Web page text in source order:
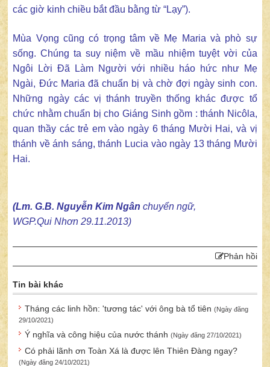
các giờ kinh chiều bắt đầu bằng từ “Lạy”).
Mùa Vọng cũng có trọng tâm về Mẹ Maria và phò sự
sống. Chúng ta suy niệm về mầu nhiệm tuyệt vời của
Ngôi Lời Đã Làm Người với nhiều háo hức như Mẹ
Ngài, Đức Maria đã chuẩn bị và chờ đợi ngày sinh con.
Những ngày các vị thánh truyền thống khác được tổ
chức nhằm chuẩn bị cho Giáng Sinh gồm : thánh Nicôla,
quan thầy các trẻ em vào ngày 6 tháng Mười Hai, và vị
thánh về ánh sáng, thánh Lucia vào ngày 13 tháng Mười
Hai.
(Lm. G.B. Nguyễn Kim Ngân chuyển ngữ,
WGP.Qui Nhơn 29.11.2013)
Phản hồi
Tin bài khác
Tháng các linh hồn: 'tương tác' với ông bà tổ tiên(Ngày đăng
29/10/2021)
Ý nghĩa và công hiệu của nước thánh(Ngày đăng 27/10/2021)
Có phải lãnh ơn Toàn Xá là được lên Thiên Đàng ngay?
(Ngày đăng 24/10/2021)